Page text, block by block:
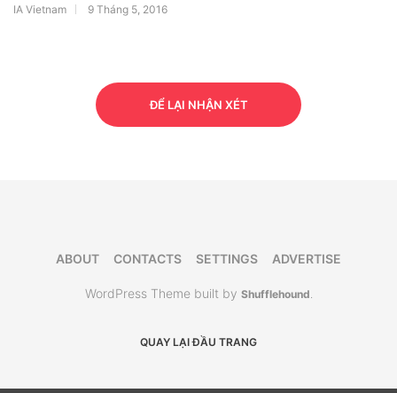
IA Vietnam 9 Tháng 5, 2016
ĐỂ LẠI NHẬN XÉT
ABOUT CONTACTS SETTINGS ADVERTISE
WordPress Theme built by Shufflehound
QUAY LẠI ĐẦU TRANG